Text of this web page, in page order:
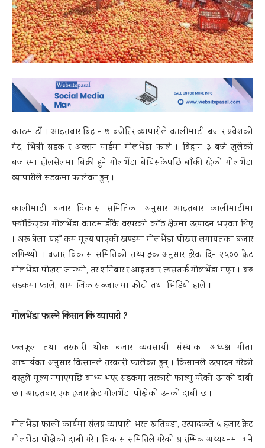
काठमाडौं । आइतबार बिहान ७ बजेतिर व्यापारीले कालीमाटी बजार प्रवेशको
गेट, भित्री सडक र अक्सन यार्डमा गोलभेंडा फाले । बिहान ३ बजे खुलेको
बजारमा होलसेलमा बिक्री हुने गोलभेंडा बेचिसकेपछि बाँकी रहेको गोलभेंडा
व्यापारीले सडकमा फालेका हुन् ।
कालीमाटी बजार विकास समितिका अनुसार आइतबार कालीमाटीमा
फ्याँकिएका गोलभेंडा काठमाडौंकै वरपरको काँठ क्षेत्रमा उत्पादन भएका थिए
। अरू बेला यहाँ कम मूल्य पाएको खण्डमा गोलभेंडा पोखरा लगायतका बजार
लगिन्थ्यो । बजार विकास समितिको तथ्याङ्क अनुसार हरेक दिन २५०० क्रेट
गोलभेंडा पोखरा जान्थ्यो, तर शनिबार र आइतबार त्यसतर्फ गोलभेंडा गएन । बरु
सडकमा फाले, सामाजिक सञ्जालमा फोटो तथा भिडियो हाले ।
गोलभेंडा फाल्ने किसान कि व्यापारी ?
फलफूल तथा तरकारी थोक बजार व्यवसायी संस्थाका अध्यक्ष गीता
आचार्यका अनुसार किसानले तरकारी फालेका हुन् । किसानले उत्पादन गरेको
वस्तुले मूल्य नपाएपछि बाध्य भएर सडकमा तरकारी फाल्नु परेको उनको दाबी
छ । आइतबार एक हजार क्रेट गोलभेंडा पोखेको उनको दाबी छ ।
गोलभेंडा फाल्ने कार्यमा संलग्न व्यापारी भरत खतिवडा, उत्पादकले ५ हजार क्रेट
गोलभेंडा पोखेको दाबी गरे । विकास समितिले गरेको प्रारम्भिक अध्ययनमा भने